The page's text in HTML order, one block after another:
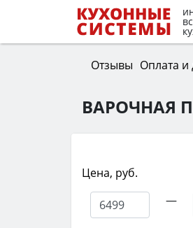
Отзывы Оплата и
ВАРОЧНАЯ
Цена, руб.
—